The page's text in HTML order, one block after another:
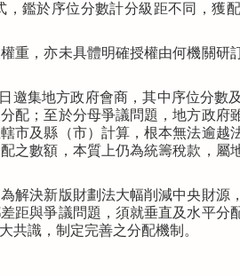
鑑於序位分數計分級距不同，獲
重，亦未具體明確授權由何機關研
集地方政府會商，其中序位分數
配；至於分母爭議問題，地方政府
市及縣（市）計算，根本無法逾越
之數額，本質上仍為統籌稅款，屬
解決新版財劃法大幅削減中央財源
距與爭議問題，須就垂直及水平分
共識，制定完善之分配機制。